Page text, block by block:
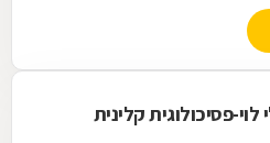
לוי-פסיכולוגית קלינית